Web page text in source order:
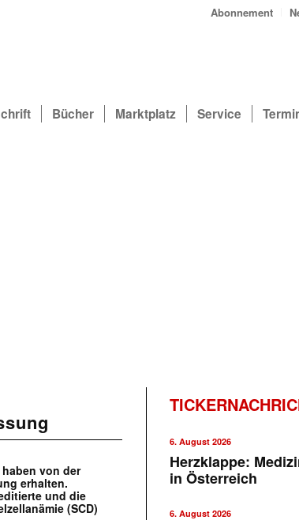
Abonnement
Bücher Marktplatz Service
von der
erhalten.
und die
(SCD)
6. August 2026
Herzklappe:
in Österreich
6. August 2026